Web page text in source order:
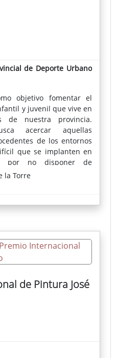
de Deporte Urbano
objetivo fomentar el
y juvenil que vive en
de nuestra provincia.
acercar aquellas
de los entornos
que se implanten en
por no disponer de
donde practicarlos o
su correcta práctica.
una pista deportiva
por los más jóvenes.
la Torre
de Pintura José